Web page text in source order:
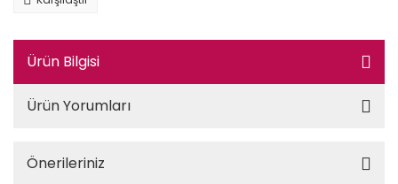
Ürün Bilgisi
Ürün Yorumları
Önerileriniz